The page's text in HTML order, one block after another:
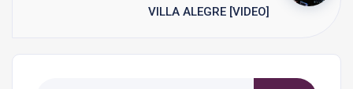
VILLA ALEGRE [VIDEO]